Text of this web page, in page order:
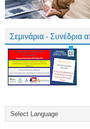
Σεμινάρια -